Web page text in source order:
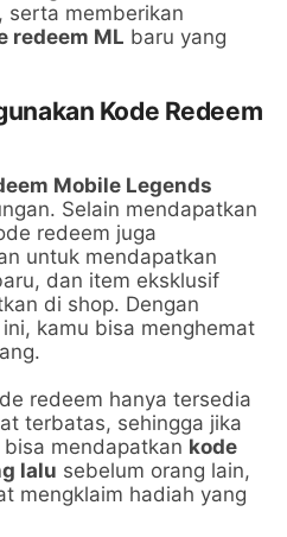
serta memberikan
redeem ML baru yang
Kode Redeem
Mobile Legends
Selain mendapatkan
redeem juga
untuk mendapatkan
dan item eksklusif
di shop. Dengan
ini, kamu bisa menghemat
redeem hanya tersedia
terbatas, sehingga jika
mendapatkan kode
lalu sebelum orang lain,
mengklaim hadiah yang